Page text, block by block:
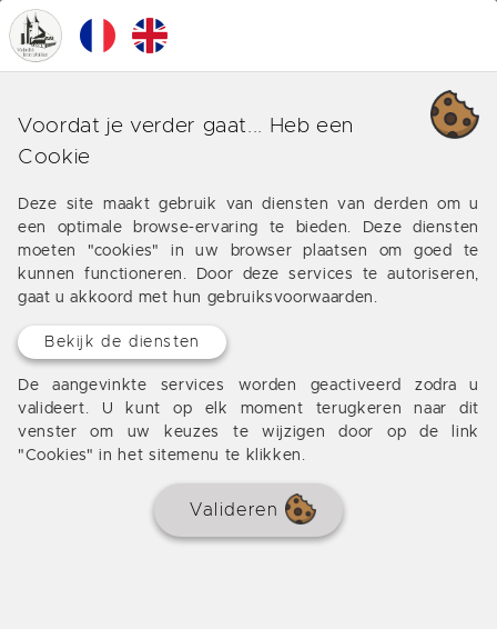
Onze verschillende business
rond Pradines
Aanbiedingen van onze bureau rond Pradines
Geen resultaten
Voordat je verder gaat... Heb een
Cookie
Deze site maakt gebruik van diensten van derden om u
een optimale browse-ervaring te bieden. Deze diensten
moeten "cookies" in uw browser plaatsen om goed te
kunnen functioneren. Door deze services te autoriseren,
gaat u akkoord met hun gebruiksvoorwaarden.
Bekijk de diensten
De aangevinkte services worden geactiveerd zodra u
valideert. U kunt op elk moment terugkeren naar dit
venster om uw keuzes te wijzigen door op de link
"Cookies" in het sitemenu te klikken.
Valideren